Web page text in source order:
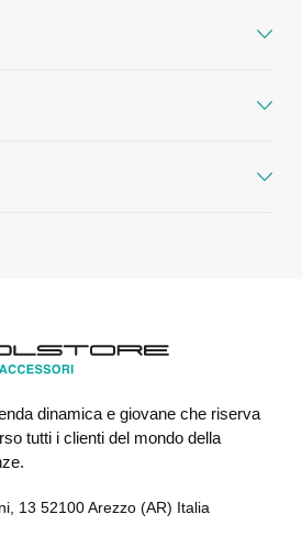
dinamica e giovane che riserva
tutti i clienti del mondo della
13 52100 Arezzo (AR) Italia